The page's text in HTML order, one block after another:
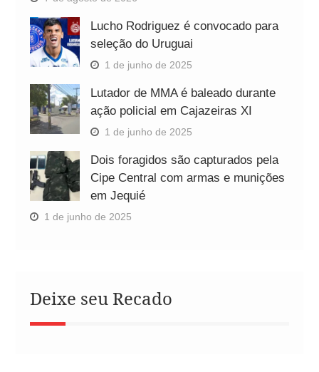
Lucho Rodriguez é convocado para
seleção do Uruguai
1 de junho de 2025
Lutador de MMA é baleado durante
ação policial em Cajazeiras XI
1 de junho de 2025
Dois foragidos são capturados pela
Cipe Central com armas e munições
em Jequié
1 de junho de 2025
Deixe seu Recado